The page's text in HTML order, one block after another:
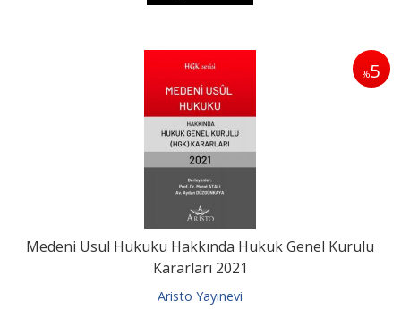
%5
Medeni Usul Hukuku Hakkında Hukuk Genel Kurulu
Kararları 2021
Aristo Yayınevi